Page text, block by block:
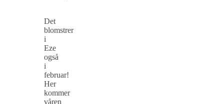
Det
blomstrer
i
Eze
også
i
februar!
Her
kommer
våren